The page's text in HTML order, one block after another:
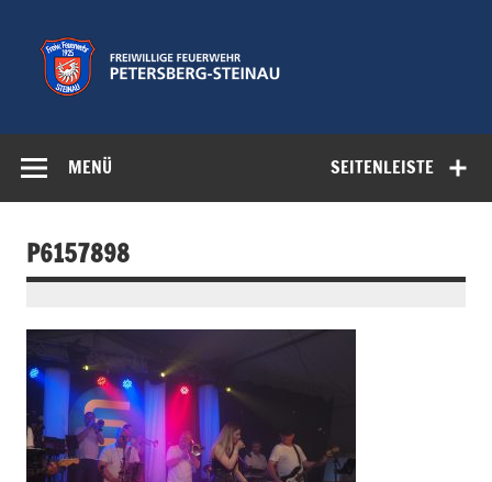
springen
Feuerwehr
Petersberg-
SEITENLEISTE
MENÜ
P6157898